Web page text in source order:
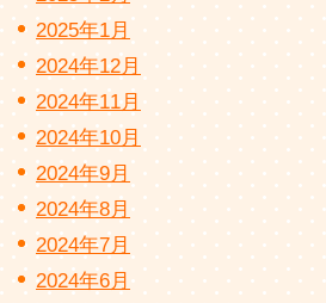
2025年1月
2024年12月
2024年11月
2024年10月
2024年9月
2024年8月
2024年7月
2024年6月